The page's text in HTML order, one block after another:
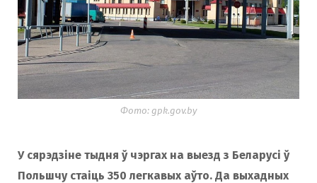
Фото: gpk.gov.by
У сярэдзіне тыдня ў чэргах на выезд з Беларусі ў
Польшчу стаіць 350 легкавых аўто. Да выхадных